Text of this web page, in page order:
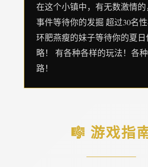
在这个小镇中，有无数激情
事件等待你的发掘 超过30名性
环肥燕瘦的妹子等待你的夏
略！ 有各种各样的玩法！各
路！
🎼 游戏指